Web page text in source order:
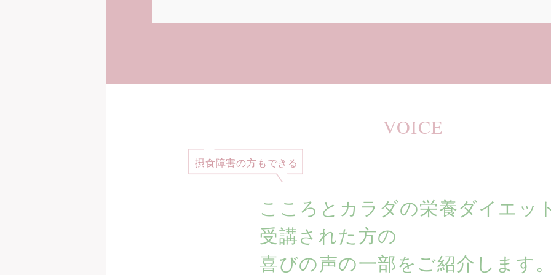
VOICE
こころとカラダの栄養ダイエッ
受講された方の
喜びの声の一部をご紹介します
摂食障害の方もできる